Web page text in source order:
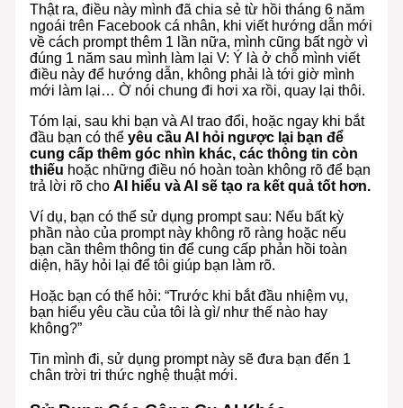
Thật ra, điều này mình đã chia sẻ từ hồi tháng 6 năm
ngoái trên Facebook cá nhân, khi viết hướng dẫn mới
về cách prompt thêm 1 lần nữa, mình cũng bất ngờ vì
đúng 1 năm sau mình làm lại V: Ý là ở chỗ mình viết
điều này để hướng dẫn, không phải là tới giờ mình
mới làm lại… Ờ nói chung đi hơi xa rồi, quay lại thôi.
Tóm lại, sau khi bạn và AI trao đổi, hoặc ngay khi bắt
đầu bạn có thể yêu cầu AI hỏi ngược lại bạn để
cung cấp thêm góc nhìn khác, các thông tin còn
thiếu hoặc những điều nó hoàn toàn không rõ để bạn
trả lời rõ cho AI hiểu và AI sẽ tạo ra kết quả tốt hơn.
Ví dụ, bạn có thể sử dụng prompt sau: Nếu bất kỳ
phần nào của prompt này không rõ ràng hoặc nếu
bạn cần thêm thông tin để cung cấp phản hồi toàn
diện, hãy hỏi lại để tôi giúp bạn làm rõ.
Hoặc bạn có thể hỏi: “Trước khi bắt đầu nhiệm vụ,
bạn hiểu yêu cầu của tôi là gì/ như thế nào hay
không?”
Tin mình đi, sử dụng prompt này sẽ đưa bạn đến 1
chân trời tri thức nghệ thuật mới.